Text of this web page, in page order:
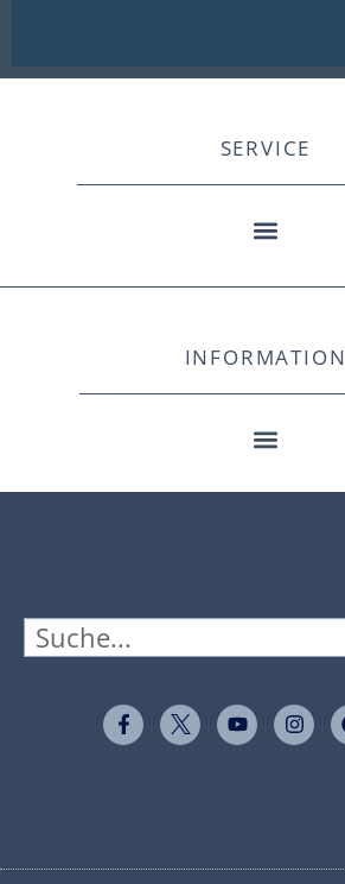
SERVICE
INFORMATION